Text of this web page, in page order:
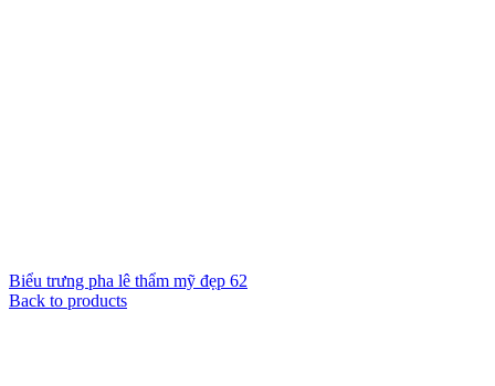
Biểu trưng pha lê thẩm mỹ đẹp 62
Back to products